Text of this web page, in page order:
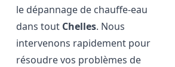
le dépannage de chauffe-eau
dans tout Chelles. Nous
intervenons rapidement pour
résoudre vos problèmes de